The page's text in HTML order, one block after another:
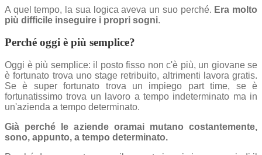
A quel tempo, la sua logica aveva un suo perché. Era molto
più difficile inseguire i propri sogni.
Perché oggi è più semplice?
Oggi è più semplice: il posto fisso non c'è più, un giovane se
è fortunato trova uno stage retribuito, altrimenti lavora gratis.
Se è super fortunato trova un impiego part time, se è
fortunatissimo trova un lavoro a tempo indeterminato ma in
un'azienda a tempo determinato.
Già perché le aziende oramai mutano costantemente,
sono, appunto, a tempo determinato.